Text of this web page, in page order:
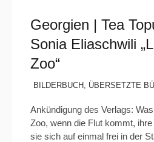
Georgien | Tea
Sonia Eliaschwili
Zoo“
BILDERBUCH , ÜBERSETZTE
Ankündigung des Verlags:
Zoo, wenn die Flut kommt,
sie sich auf einmal frei in der